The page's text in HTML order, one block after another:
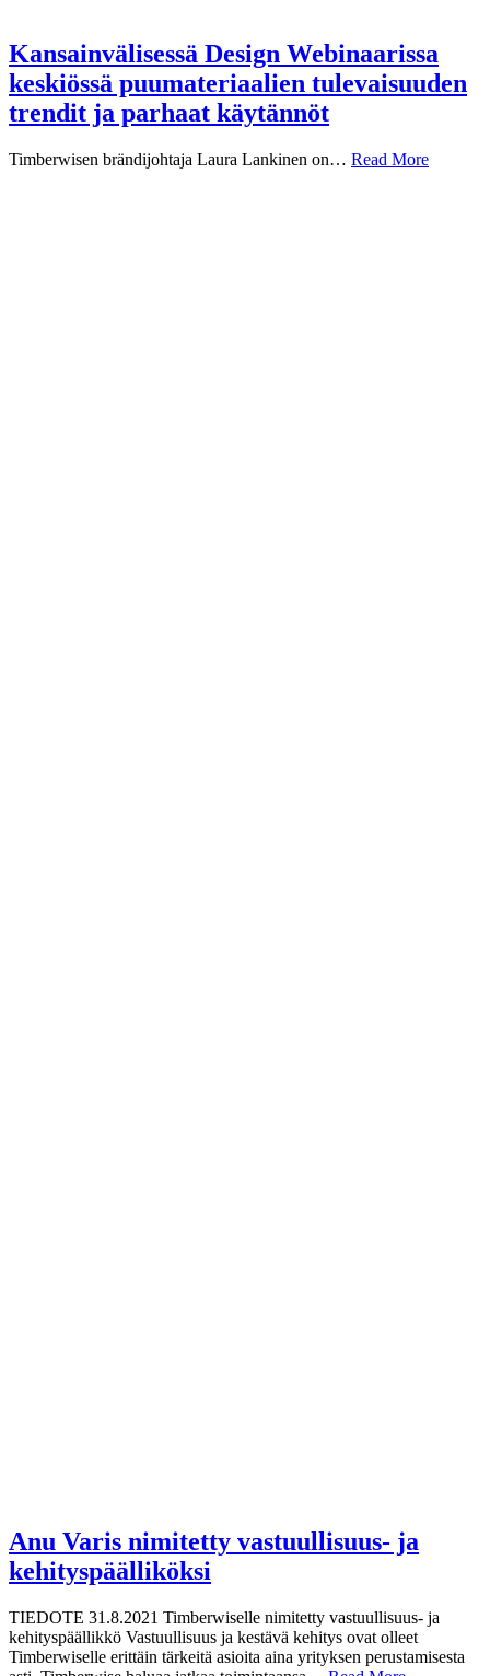
Kansainvälisessä Design Webinaarissa
keskiössä puumateriaalien tulevaisuuden
trendit ja parhaat käytännöt
Timberwisen brändijohtaja Laura Lankinen on… Read More
Anu Varis nimitetty vastuullisuus- ja
kehityspäälliköksi
TIEDOTE 31.8.2021 Timberwiselle nimitetty vastuullisuus- ja
kehityspäällikkö Vastuullisuus ja kestävä kehitys ovat olleet
Timberwiselle erittäin tärkeitä asioita aina yrityksen perustamisesta